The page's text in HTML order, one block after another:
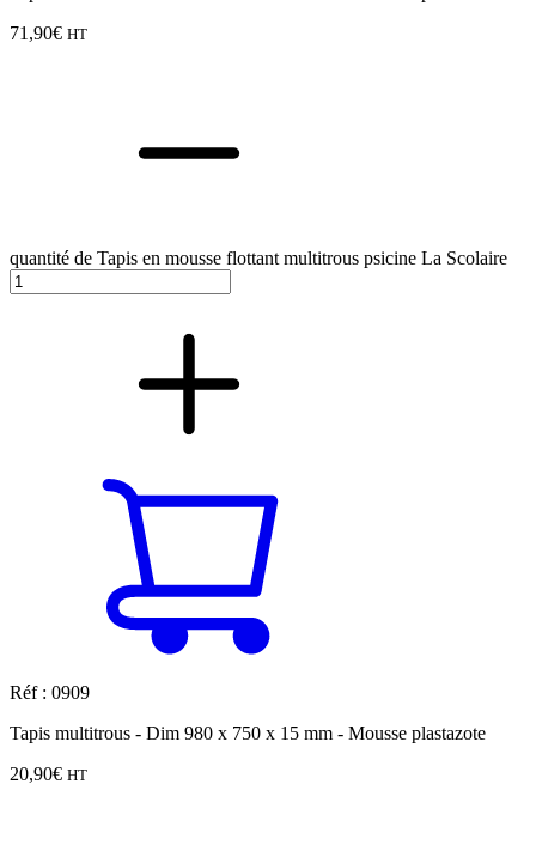
71,90€ HT
quantité de Tapis en mousse flottant multitrous psicine La Scolaire
Réf : 0909
Tapis multitrous - Dim 980 x 750 x 15 mm - Mousse plastazote
20,90€ HT